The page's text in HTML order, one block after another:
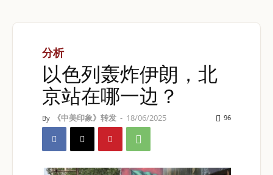
分析
以色列轰炸伊朗，北
京站在哪一边？
By 《中美印象》转发 - 18/06/2025 96